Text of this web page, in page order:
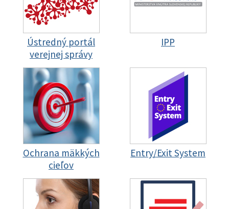
Ústredný portál
verejnej správy
IPP
Ochrana mäkkých
cieľov
Entry/Exit System